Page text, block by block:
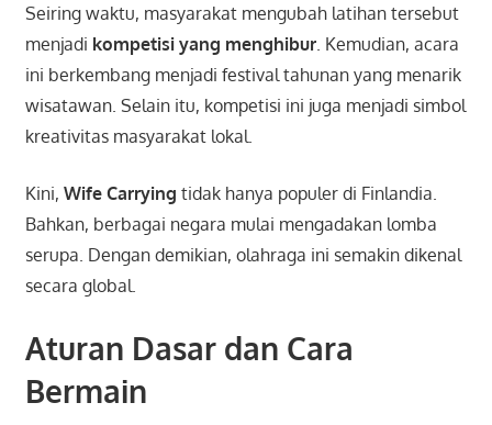
Seiring waktu, masyarakat mengubah latihan tersebut
menjadi kompetisi yang menghibur. Kemudian, acara
ini berkembang menjadi festival tahunan yang menarik
wisatawan. Selain itu, kompetisi ini juga menjadi simbol
kreativitas masyarakat lokal.
Kini, Wife Carrying tidak hanya populer di Finlandia.
Bahkan, berbagai negara mulai mengadakan lomba
serupa. Dengan demikian, olahraga ini semakin dikenal
secara global.
Aturan Dasar dan Cara
Bermain